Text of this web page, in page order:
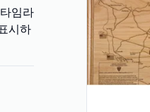
임라
시하